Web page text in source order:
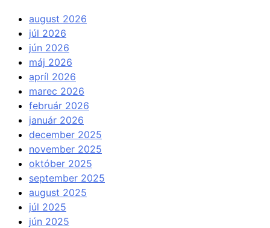
august 2026
júl 2026
jún 2026
máj 2026
apríl 2026
marec 2026
február 2026
január 2026
december 2025
november 2025
október 2025
september 2025
august 2025
júl 2025
jún 2025